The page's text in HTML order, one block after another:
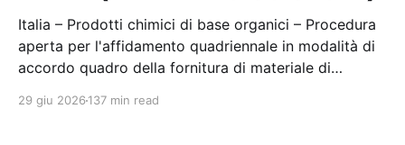
Italia – Prodotti chimici di base organici – Procedura
aperta per l'affidamento quadriennale in modalità di
accordo quadro della fornitura di materiale di
unità operative complesse-Aree analitiche e Aree
29 giu 2026 137 min read